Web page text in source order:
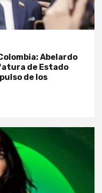
Abelardo
de Estado
de los